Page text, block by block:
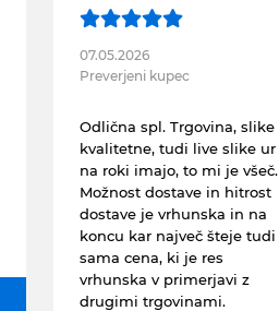
07.05.2026
Preverjeni kupec
Odlična spl. Trgovina, slike
kvalitetne, tudi live slike ur
na roki imajo, to mi je všeč.
Možnost dostave in hitrost
dostave je vrhunska in na
koncu kar največ šteje tudi
sama cena, ki je res
vrhunska v primerjavi z
drugimi trgovinami.